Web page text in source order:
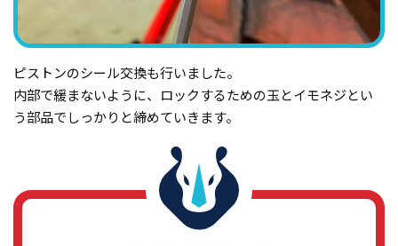
ピストンのシール交換も行いました。
内部で緩まないように、ロックするための玉とイモネジとい
う部品でしっかりと締めていきます。